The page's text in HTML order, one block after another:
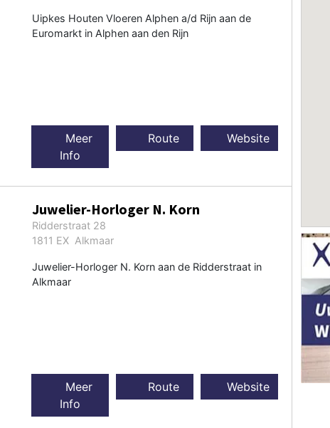
Uipkes Houten Vloeren Alphen a/d Rijn aan de
Euromarkt in Alphen aan den Rijn
Meer
Info
Route Website
Juwelier-Horloger N. Korn
Ridderstraat 28
1811 EX Alkmaar
Juwelier-Horloger N. Korn aan de Ridderstraat in
Alkmaar
Meer
Info
Route Website